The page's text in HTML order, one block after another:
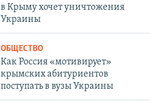
в Крыму хочет уничтожения
Украины
ОБЩЕСТВО
Как Россия «мотивирует»
крымских абитуриентов
поступать в вузы Украины